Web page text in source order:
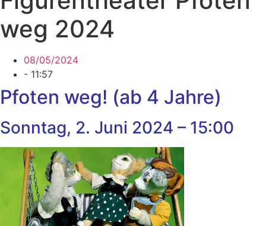
weg 2024
08/05/2024
- 11:57
Pfoten weg! (ab 4 Jahre)
Sonntag, 2. Juni 2024 – 15:00